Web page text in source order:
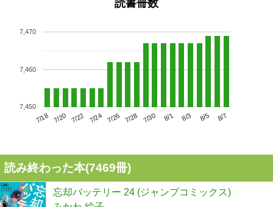
読書冊数
7/18 7/20 7/22 7/24 7/26 7/28 7/30 8/1 8/3 8/5 8/7
7,450
7,460
7,470
読み終わった本(7469冊)
忘却バッテリー 24 (ジャンプコミックス)